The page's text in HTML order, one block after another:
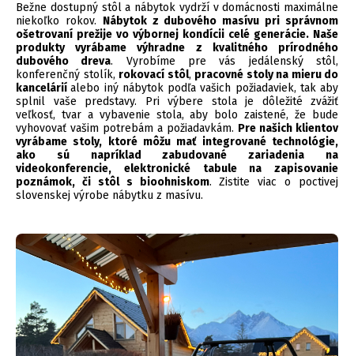
Bežne dostupný stôl a nábytok vydrží v domácnosti maximálne
niekoľko rokov. Nábytok z dubového masívu pri správnom
ošetrovaní prežije vo výbornej kondícii celé generácie. Naše
produkty vyrábame výhradne z kvalitného prírodného
dubového dreva. Vyrobíme pre vás jedálenský stôl,
konferenčný stolík, rokovací stôl, pracovné stoly na mieru do
kanceláriíalebo iný nábytok podľa vašich požiadaviek, tak aby
splnil vaše predstavy. Pri výbere stola je dôležité zvážiť
veľkosť, tvar a vybavenie stola, aby bolo zaistené, že bude
vyhovovať vašim potrebám a požiadavkám. Pre našich klientov
vyrábame stoly, ktoré môžu mať integrované technológie,
ako sú napríklad zabudované zariadenia na
videokonferencie, elektronické tabule na zapisovanie
poznámok, či stôl s bioohniskom.Zistite viac o poctivej
slovenskej výrobe nábytku z masívu.